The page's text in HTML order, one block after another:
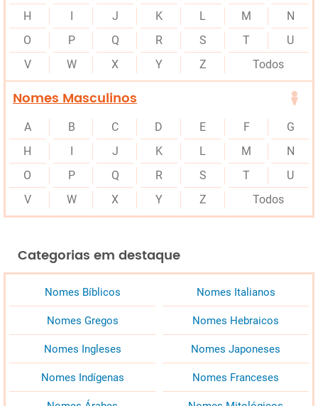
H
J K L M
N
O
P Q R S T
U
V
W X Y Z Todos
Nomes Masculinos
A B C D E F
G
H
J K L M
N
O
P Q R S T
U
V
W X Y Z Todos
Categorias em destaque
Nomes Bíblicos Nomes Italianos
Nomes Gregos Nomes Hebraicos
Nomes Ingleses Nomes Japoneses
Nomes Indígenas Nomes Franceses